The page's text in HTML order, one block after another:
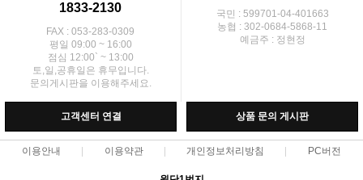
1833-2130
FAX : 053-283-0309
평일 09:00 ~ 16:00
점심 12:00` ~ 13:00
토,일,공휴일은 휴무입니다.
문의게시판을 이용해주세요.
국민 : 599701-04-401663
농협 : 302-0684-5868-11
예금주 : 정현정
고객센터 연결 상품 문의 게시판
이용안내 이용약관 개인정보처리방침 PC버전